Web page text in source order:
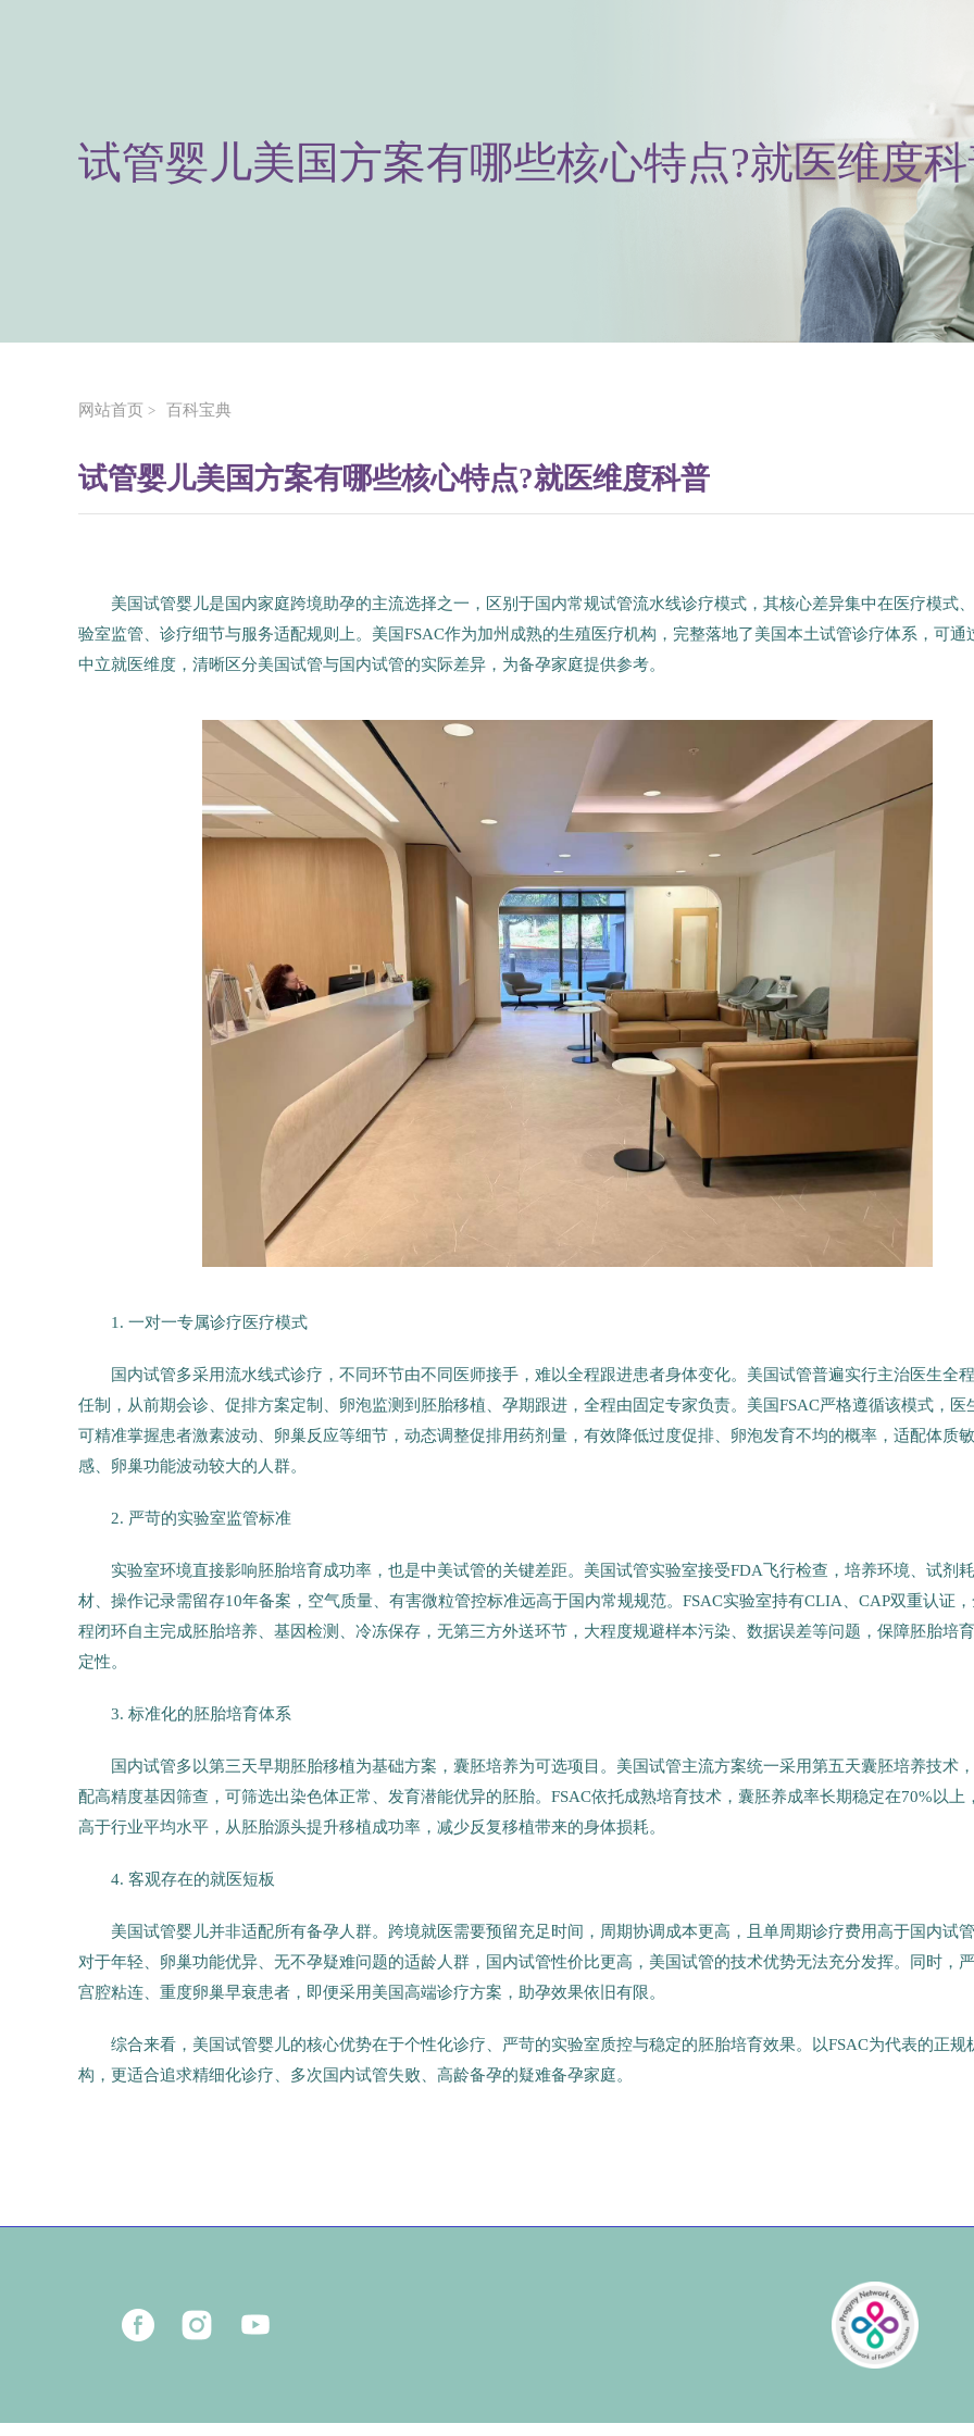
试管婴儿美国方案有哪些核心特点?就医维度
网站首页 > 百科宝典
试管婴儿美国方案有哪些核心特点?就医维度科普
美国试管婴儿是国内家庭跨境助孕的主流选择之一，区别于国内常规试管流水线诊疗模式，其核心差异集中在医疗模式
验室监管、诊疗细节与服务适配规则上。美国FSAC作为加州成熟的生殖医疗机构，完整落地了美国本土试管诊疗体系，可通
中立就医维度，清晰区分美国试管与国内试管的实际差异，为备孕家庭提供参考。
1. 一对一专属诊疗医疗模式
国内试管多采用流水线式诊疗，不同环节由不同医师接手，难以全程跟进患者身体变化。美国试管普遍实行主治医生全
任制，从前期会诊、促排方案定制、卵泡监测到胚胎移植、孕期跟进，全程由固定专家负责。美国FSAC严格遵循该模式，医
可精准掌握患者激素波动、卵巢反应等细节，动态调整促排用药剂量，有效降低过度促排、卵泡发育不均的概率，适配体质敏
感、卵巢功能波动较大的人群。
2. 严苛的实验室监管标准
实验室环境直接影响胚胎培育成功率，也是中美试管的关键差距。美国试管实验室接受FDA飞行检查，培养环境、试剂耗
材、操作记录需留存10年备案，空气质量、有害微粒管控标准远高于国内常规规范。FSAC实验室持有CLIA、CAP双重认证
程闭环自主完成胚胎培养、基因检测、冷冻保存，无第三方外送环节，大程度规避样本污染、数据误差等问题，保障胚胎培
定性。
3. 标准化的胚胎培育体系
国内试管多以第三天早期胚胎移植为基础方案，囊胚培养为可选项目。美国试管主流方案统一采用第五天囊胚培养技术
配高精度基因筛查，可筛选出染色体正常、发育潜能优异的胚胎。FSAC依托成熟培育技术，囊胚养成率长期稳定在70%以上
高于行业平均水平，从胚胎源头提升移植成功率，减少反复移植带来的身体损耗。
4. 客观存在的就医短板
美国试管婴儿并非适配所有备孕人群。跨境就医需要预留充足时间，周期协调成本更高，且单周期诊疗费用高于国内试
对于年轻、卵巢功能优异、无不孕疑难问题的适龄人群，国内试管性价比更高，美国试管的技术优势无法充分发挥。同时，
宫腔粘连、重度卵巢早衰患者，即便采用美国高端诊疗方案，助孕效果依旧有限。
综合来看，美国试管婴儿的核心优势在于个性化诊疗、严苛的实验室质控与稳定的胚胎培育效果。以FSAC为代表的正规
构，更适合追求精细化诊疗、多次国内试管失败、高龄备孕的疑难备孕家庭。